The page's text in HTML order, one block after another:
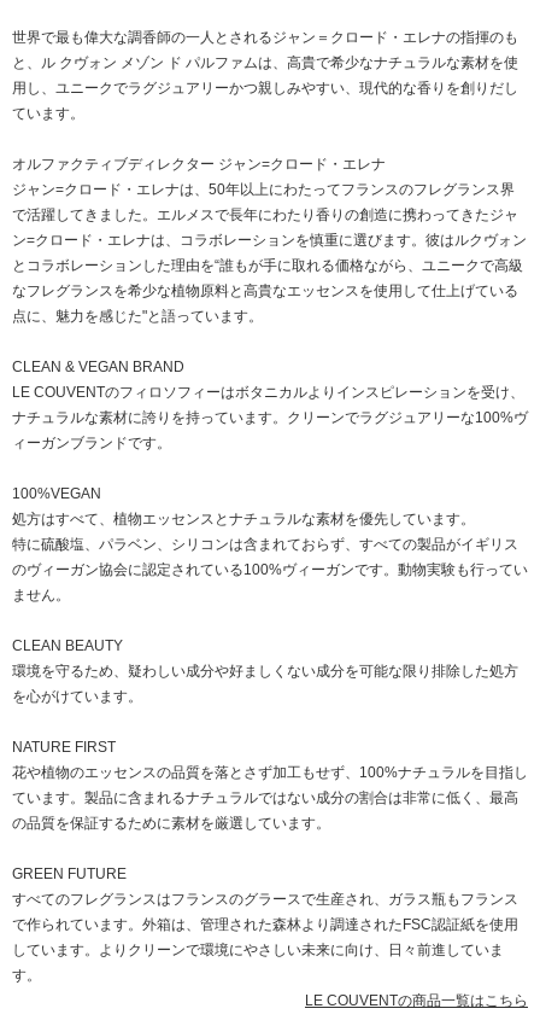
世界で最も偉大な調香師の一人とされるジャン＝クロード・エレナの指揮のも
と、ル クヴォン メゾン ド パルファムは、高貴で希少なナチュラルな素材を使
用し、ユニークでラグジュアリーかつ親しみやすい、現代的な香りを創りだし
ています。
オルファクティブディレクター ジャン=クロード・エレナ
ジャン=クロード・エレナは、50年以上にわたってフランスのフレグランス界
で活躍してきました。エルメスで長年にわたり香りの創造に携わってきたジャ
ン=クロード・エレナは、コラボレーションを慎重に選びます。彼はルクヴォン
とコラボレーションした理由を“誰もが手に取れる価格ながら、ユニークで高級
なフレグランスを希少な植物原料と高貴なエッセンスを使用して仕上げている
点に、魅力を感じた"と語っています。
CLEAN & VEGAN BRAND
LE COUVENTのフィロソフィーはボタニカルよりインスピレーションを受け、
ナチュラルな素材に誇りを持っています。クリーンでラグジュアリーな100%ヴ
ィーガンブランドです。
100%VEGAN
処方はすべて、植物エッセンスとナチュラルな素材を優先しています。
特に硫酸塩、パラベン、シリコンは含まれておらず、すべての製品がイギリス
のヴィーガン協会に認定されている100%ヴィーガンです。動物実験も行ってい
ません。
CLEAN BEAUTY
環境を守るため、疑わしい成分や好ましくない成分を可能な限り排除した処方
を心がけています。
NATURE FIRST
花や植物のエッセンスの品質を落とさず加工もせず、100%ナチュラルを目指し
ています。製品に含まれるナチュラルではない成分の割合は非常に低く、最高
の品質を保証するために素材を厳選しています。
GREEN FUTURE
すべてのフレグランスはフランスのグラースで生産され、ガラス瓶もフランス
で作られています。外箱は、管理された森林より調達されたFSC認証紙を使用
しています。よりクリーンで環境にやさしい未来に向け、日々前進していま
す。
LE COUVENTの商品一覧はこちら